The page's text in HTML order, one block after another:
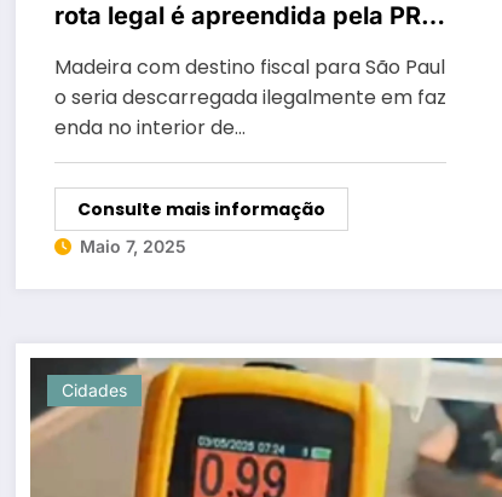
rota legal é apreendida pela PRF
em Anápolis
Madeira com destino fiscal para São Paul
o seria descarregada ilegalmente em faz
enda no interior de…
Consulte mais informação
Maio 7, 2025
Cidades